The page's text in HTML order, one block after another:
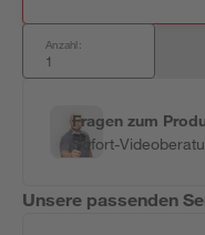
Anzahl:
Fragen zum
Sofort-
Unsere passenden